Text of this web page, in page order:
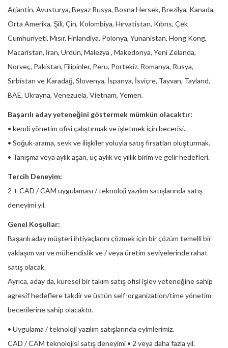
Arjantin, Avusturya, Beyaz Rusya, Bosna Hersek, Brezilya, Kanada,
Orta Amerika, Şili, Çin, Kolombiya, Hırvatistan, Kıbrıs, Çek
Cumhuriyeti, Mısır, Finlandiya, Polonya, Yunanistan, Hong Kong,
Macaristan, İran, Ürdün, Malezya , Makedonya, Yeni Zelanda,
Norveç, Pakistan, Filipinler, Peru, Portekiz, Romanya, Rusya,
Sırbistan ve Karadağ, Slovenya, İspanya, İsviçre, Tayvan, Tayland,
BAE, Ukrayna, Venezuela, Vietnam, Yemen.
Başarılı aday yeteneğini göstermek mümkün olacaktır:
• kendi yönetim ofisi çalıştırmak ve işletmek için becerisi.
• Soğuk-arama, sevk ve ilişkiler yoluyla satış fırsatları oluşturmak.
• Tanışma veya aylık aşan, üç aylık ve yıllık birim ve gelir hedefleri.
Tercih Deneyim:
2 + CAD / CAM uygulaması / teknoloji yazılım satışlarında satış
deneyimi yıl.
Genel Koşullar:
Başarılı aday müşteri ihtiyaçlarını çözmek için bir çözüm temelli bir
yaklaşım var ve mühendislik ve / veya üretim seviyelerinde rahat
satış olacak.
Ayrıca, aday da, küresel bir takım satış ofisi işlev yeteneğine sahip
agresif hedeflere takdir ve üstün self-organization/time yönetim
becerilerine sahip olacaktır.
• Uygulama / teknoloji yazılım satışlarında eyimlerimiz.
CAD / CAM teknolojisi satış deneyimi • 2 veya daha fazla yıl.